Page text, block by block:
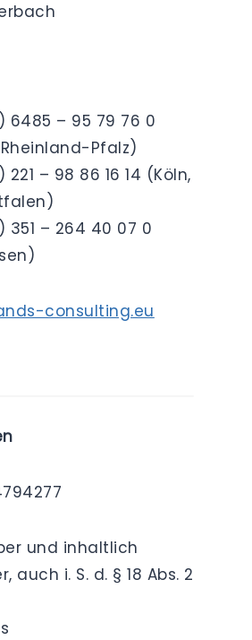
6485 – 95 79 76 0
Pfalz)
– 98 86 16 14 (Köln,
351 – 264 40 07 0
consulting.eu
und inhaltlich
auch i. S. d. § 18 Abs. 2